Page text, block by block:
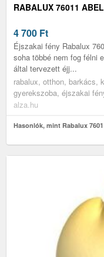
RABALUX 76011
4 700 Ft
Éjszakai fény Rabalux
soha többé nem fog félni
által tervezett éjj...
rabalux, otthon, barkács,
gyerekszoba, éjszakai
alza.hu
Hasonlók, mint Rabalux